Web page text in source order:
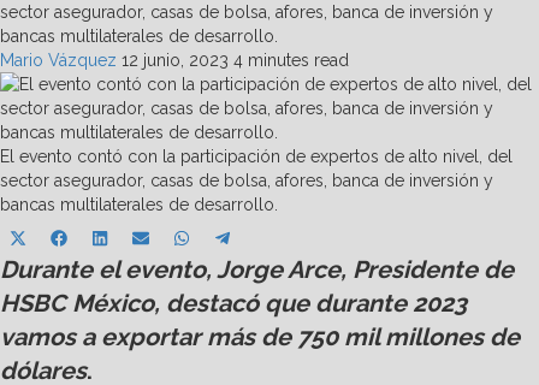
sector asegurador, casas de bolsa, afores, banca de inversión y
bancas multilaterales de desarrollo.
Mario Vázquez 12 junio, 2023 4 minutes read
El evento contó con la participación de expertos de alto nivel, del
sector asegurador, casas de bolsa, afores, banca de inversión y
bancas multilaterales de desarrollo.
Share
on
(Twitter)
Share
on
Facebook
Share
on
LinkedInShare
on
Email
Share
on
WhatsApp
on
Durante el evento, Jorge Arce, Presidente de
HSBC México, destacó que durante 2023
vamos a exportar más de 750 mil millones de
dólares.